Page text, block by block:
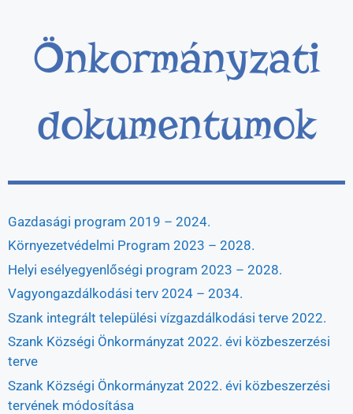
Önkormányzati
dokumentumok
Gazdasági program 2019 – 2024.
Környezetvédelmi Program 2023 – 2028.
Helyi esélyegyenlőségi program 2023 – 2028.
Vagyongazdálkodási terv 2024 – 2034.
Szank integrált települési vízgazdálkodási terve 2022.
Szank Községi Önkormányzat 2022. évi közbeszerzési
terve
Szank Községi Önkormányzat 2022. évi közbeszerzési
tervének módosítása